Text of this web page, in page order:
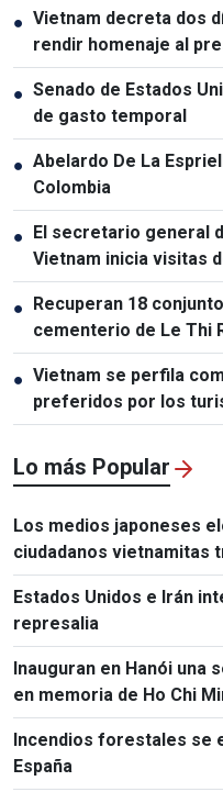
● Vietnam decreta dos
rendir homenaje al
Nacional de Laos
● Senado de Estados
de gasto temporal
● Abelardo De La
Colombia
● El secretario general
Vietnam inicia visitas
Zelanda
● Recuperan 18
cementerio de Le Thi
● Vietnam se perfila
preferidos por los
Lo más Popular
Los medios japoneses
ciudadanos vietnamitas
Kumamoto
Estados Unidos e Irán
represalia
Inauguran en Hanói una
en memoria de Ho Chi
Incendios forestales se
España